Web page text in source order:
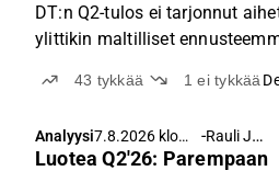
DT:n Q2-tulos ei tarjonnut
ylittikin maltilliset
suunta on ollut päinvastainen.
43 tykkää 1ei tykkää
Analyysi7.8.2026 klo
5.00
- Rauli Juva
Luotea Q2'26: Parempaan